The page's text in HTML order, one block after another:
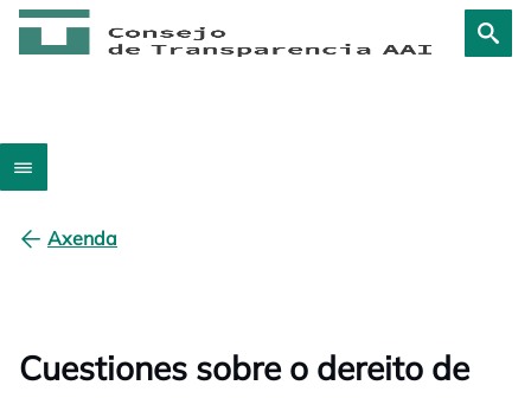
Axenda
Cuestiones sobre o dereito de